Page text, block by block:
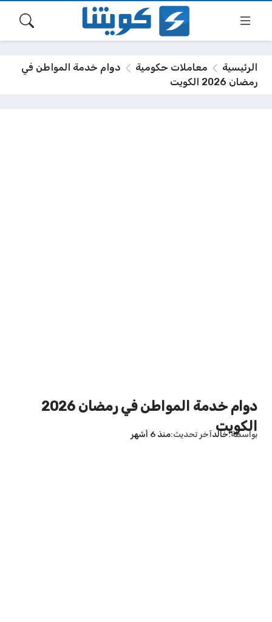
الرئيسية معاملات حكومية
دوام خدمة المواطن في
رمضان 2026 الكويت
دوام خدمة المواطن في رمضان 2026
الكويت
بواسطة خالدآخر تحديث منذ 6 أشهر